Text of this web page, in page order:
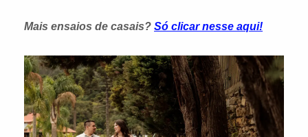
Mais ensaios de casais? Só clicar nesse aqui!